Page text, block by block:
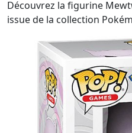
Découvrez la figurine
issue de la collection